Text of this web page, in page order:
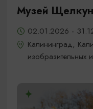
Музей
02.01.2026 -
Калининград,
изобразительных